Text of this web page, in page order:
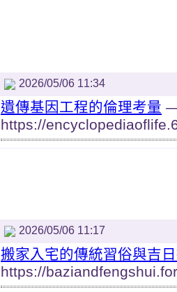
2026/05/06 11:34
遺傳基因工程的倫理考量
https://
2026/05/06 11:17
搬家入宅的傳統習俗與吉
https://